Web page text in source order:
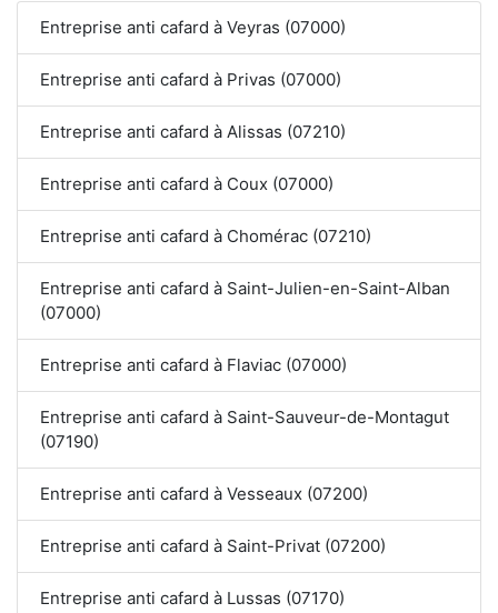
Entreprise anti cafard à Veyras (07000)
Entreprise anti cafard à Privas (07000)
Entreprise anti cafard à Alissas (07210)
Entreprise anti cafard à Coux (07000)
Entreprise anti cafard à Chomérac (07210)
Entreprise anti cafard à Saint-Julien-en-Saint-Alban
(07000)
Entreprise anti cafard à Flaviac (07000)
Entreprise anti cafard à Saint-Sauveur-de-Montagut
(07190)
Entreprise anti cafard à Vesseaux (07200)
Entreprise anti cafard à Saint-Privat (07200)
Entreprise anti cafard à Lussas (07170)